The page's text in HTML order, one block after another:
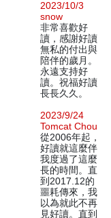
2023/10/3
snow
非常喜歡好
讀，感謝好讀
無私的付出與
陪伴的歲月。
永遠支持好
讀。祝福好讀
長長久久。
2023/9/24
Tomcat Chou
從2006年起，
好讀就這麼伴
我度過了這麼
長的時間。直
到2017.12的
噩耗傳來，我
以為就此不再
見好讀。直到